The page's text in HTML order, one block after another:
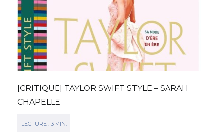
[CRITIQUE] TAYLOR SWIFT STYLE – SARAH
CHAPELLE